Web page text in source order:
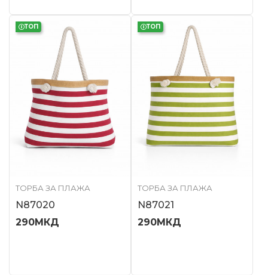
ТОП
ТОРБА ЗА ПЛАЖА
N87020
290МКД
ТОП
ТОРБА ЗА ПЛАЖА
N87021
290МКД